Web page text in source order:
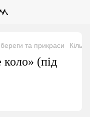
та прикраси
(під